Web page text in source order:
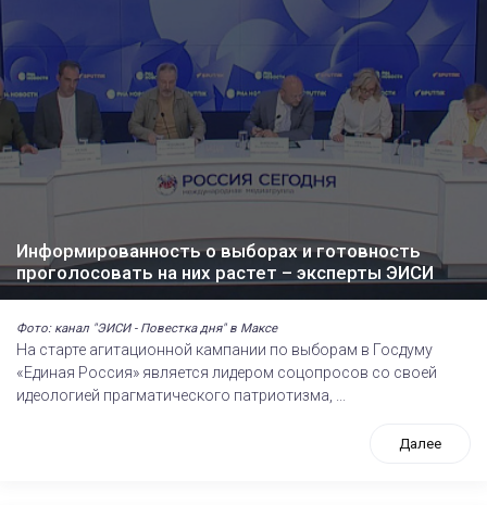
Информированность о выборах и готовность
проголосовать на них растет – эксперты ЭИСИ
Фото: канал "ЭИСИ - Повестка дня" в Максе
На старте агитационной кампании по выборам в Госдуму
«Единая Россия» является лидером соцопросов со своей
идеологией прагматического патриотизма, ...
Далее